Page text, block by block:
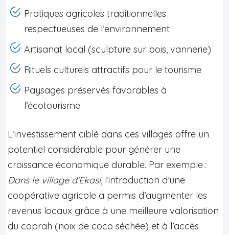
Pratiques agricoles traditionnelles
respectueuses de l’environnement
Artisanat local (sculpture sur bois, vannerie)
Rituels culturels attractifs pour le tourisme
Paysages préservés favorables à
l’écotourisme
L’investissement ciblé dans ces villages offre un
potentiel considérable pour générer une
croissance économique durable. Par exemple :
Dans le village d’Ekasi, l’introduction d’une
coopérative agricole a permis d’augmenter les
revenus locaux grâce à une meilleure valorisation
du coprah (noix de coco séchée) et à l’accès